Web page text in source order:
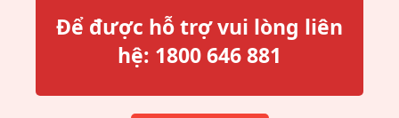
Để được hỗ trợ vui lòng liên
hệ: 1800 646 881